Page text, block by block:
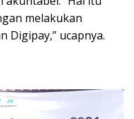
melakukan
Digipay,” ucapnya.